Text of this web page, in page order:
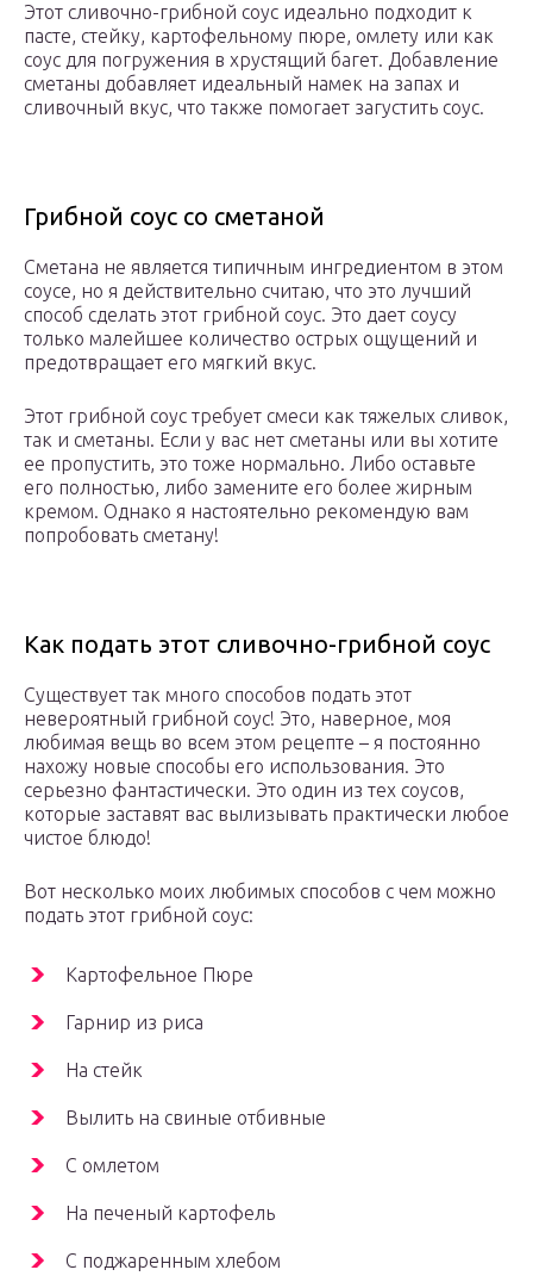
Этот сливочно-грибной соус идеально подходит к
пасте, стейку, картофельному пюре, омлету или как
соус для погружения в хрустящий багет. Добавление
сметаны добавляет идеальный намек на запах и
сливочный вкус, что также помогает загустить соус.
Грибной соус со сметаной
Сметана не является типичным ингредиентом в этом
соусе, но я действительно считаю, что это лучший
способ сделать этот грибной соус. Это дает соусу
только малейшее количество острых ощущений и
предотвращает его мягкий вкус.
Этот грибной соус требует смеси как тяжелых сливок,
так и сметаны. Если у вас нет сметаны или вы хотите
ее пропустить, это тоже нормально. Либо оставьте
его полностью, либо замените его более жирным
кремом. Однако я настоятельно рекомендую вам
попробовать сметану!
Как подать этот сливочно-грибной соус
Существует так много способов подать этот
невероятный грибной соус! Это, наверное, моя
любимая вещь во всем этом рецепте – я постоянно
нахожу новые способы его использования. Это
серьезно фантастически. Это один из тех соусов,
которые заставят вас вылизывать практически любое
чистое блюдо!
Вот несколько моих любимых способов с чем можно
подать этот грибной соус:
Картофельное Пюре
Гарнир из риса
На стейк
Вылить на свиные отбивные
С омлетом
На печеный картофель
С поджаренным хлебом